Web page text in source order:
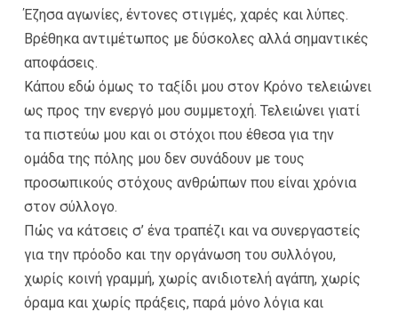
Έζησα αγωνίες, έντονες στιγμές, χαρές και λύπες.
Βρέθηκα αντιμέτωπος με δύσκολες αλλά σημαντικές
αποφάσεις.
Κάπου εδώ όμως το ταξίδι μου στον Κρόνο τελειώνει
ως προς την ενεργό μου συμμετοχή. Τελειώνει γιατί
τα πιστεύω μου και οι στόχοι που έθεσα για την
ομάδα της πόλης μου δεν συνάδουν με τους
προσωπικούς στόχους ανθρώπων που είναι χρόνια
στον σύλλογο.
Πώς να κάτσεις σ’ ένα τραπέζι και να συνεργαστείς
για την πρόοδο και την οργάνωση του συλλόγου,
χωρίς κοινή γραμμή, χωρίς ανιδιοτελή αγάπη, χωρίς
όραμα και χωρίς πράξεις, παρά μόνο λόγια και